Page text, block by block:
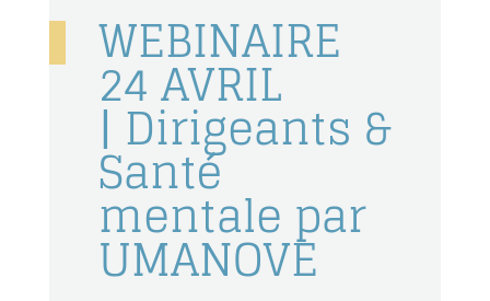
WEBINAIRE
24 AVRIL
| Dirigeants &
Santé
mentale par
UMANOVE